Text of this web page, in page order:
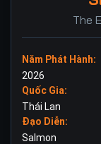
The
Năm Phát Hành:
2026
Quốc Gia:
Thái Lan
Đạo Diễn:
Salmon